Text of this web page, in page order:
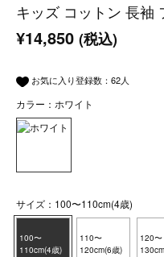
キッズ コットン 長袖
¥14,850 (税込)
お気に入り登録数： 62人
カラー：ホワイト
サイズ：100〜110cm(4歳)
100〜
110cm(4歳)
110〜
120cm(6歳)
120〜